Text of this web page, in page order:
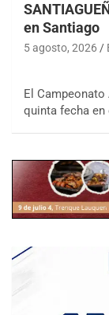
en Santiago
5 agosto, 2026
El
quinta fecha